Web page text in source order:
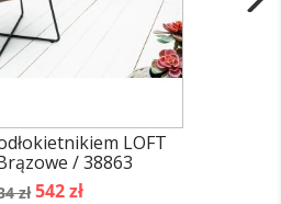
LOFT
/ 38863
zł Cena
542 zł